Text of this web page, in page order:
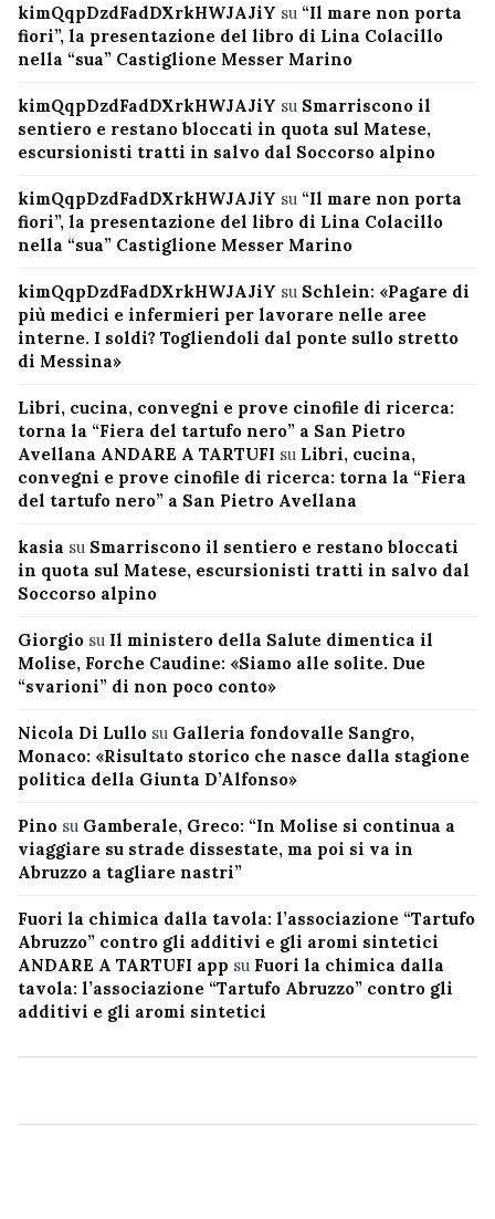
kimQqpDzdFadDXrkHWJAJiY su “Il mare non porta
fiori”, la presentazione del libro di Lina Colacillo
nella “sua” Castiglione Messer Marino
kimQqpDzdFadDXrkHWJAJiY su Smarriscono il
sentiero e restano bloccati in quota sul Matese,
escursionisti tratti in salvo dal Soccorso alpino
kimQqpDzdFadDXrkHWJAJiY su “Il mare non porta
fiori”, la presentazione del libro di Lina Colacillo
nella “sua” Castiglione Messer Marino
kimQqpDzdFadDXrkHWJAJiY su Schlein: «Pagare di
più medici e infermieri per lavorare nelle aree
interne. I soldi? Togliendoli dal ponte sullo stretto
di Messina»
Libri, cucina, convegni e prove cinofile di ricerca:
torna la “Fiera del tartufo nero” a San Pietro
Avellana ANDARE A TARTUFI su Libri, cucina,
convegni e prove cinofile di ricerca: torna la “Fiera
del tartufo nero” a San Pietro Avellana
kasia su Smarriscono il sentiero e restano bloccati
in quota sul Matese, escursionisti tratti in salvo dal
Soccorso alpino
Giorgio su Il ministero della Salute dimentica il
Molise, Forche Caudine: «Siamo alle solite. Due
“svarioni” di non poco conto»
Nicola Di Lullo su Galleria fondovalle Sangro,
Monaco: «Risultato storico che nasce dalla stagione
politica della Giunta D’Alfonso»
Pino su Gamberale, Greco: “In Molise si continua a
viaggiare su strade dissestate, ma poi si va in
Abruzzo a tagliare nastri”
Fuori la chimica dalla tavola: l’associazione “Tartufo
Abruzzo” contro gli additivi e gli aromi sintetici
ANDARE A TARTUFI app su Fuori la chimica dalla
tavola: l’associazione “Tartufo Abruzzo” contro gli
additivi e gli aromi sintetici